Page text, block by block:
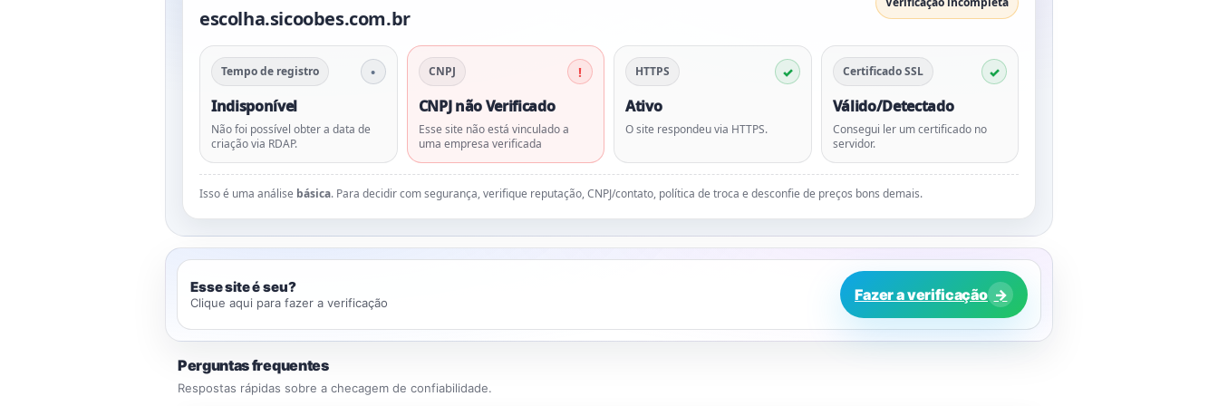
escolha.sicoobes.com.br
Tempo de registro
Indisponível
Não foi possível obter a data de
criação via RDAP.
CNPJ
CNPJ não Verificado
Esse site não está vinculado a
uma empresa verificada
HTTPS
Ativo
O site respondeu via HTTPS.
Certificado SSL
Válido/Detectado
Consegui ler um certificado no
servidor.
Isso é uma análise básica. Para decidir com segurança, verifique reputação, CNPJ/contato, política de troca e desconfie de preços bons demais.
Esse site é seu?
Clique aqui para fazer a verificação Fazer a verificação →
Perguntas frequentes
Respostas rápidas sobre a checagem de confiabilidade.